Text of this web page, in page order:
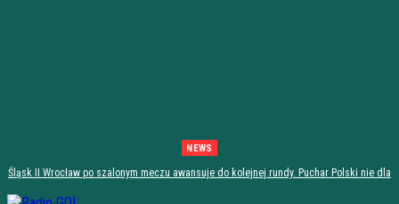
NEWS
Śląsk II Wrocław po szalonym meczu awansuje do kolejnej rundy. Puchar Polski nie dla